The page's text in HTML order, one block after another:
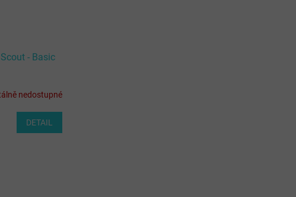
- Basic
nedostupné
DETAIL